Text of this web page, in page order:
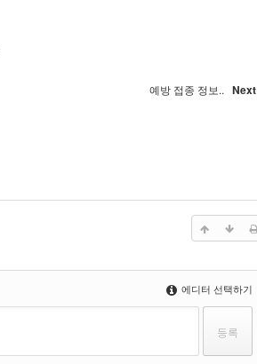
예방 접종 정보.. Next
에디터 선택하기